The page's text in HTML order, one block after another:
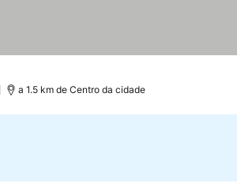
a 1.5 km de Centro da cidade